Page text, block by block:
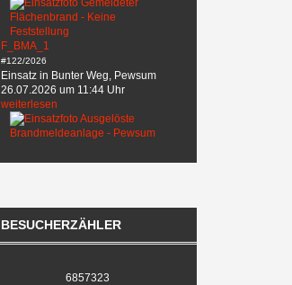
F_BMA_1
#122/2026
Einsatz in Bunter Weg, Pewsum
26.07.2026 um 11:44 Uhr
weiterlesen
BESUCHERZÄHLER
6857323